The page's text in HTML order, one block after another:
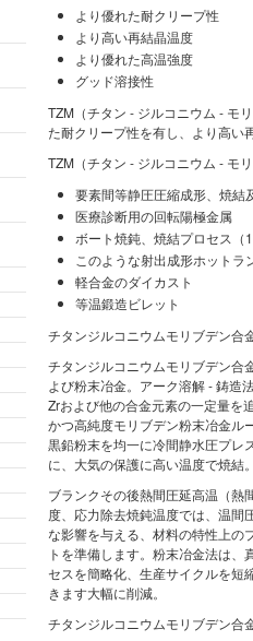
より優れた耐クリープ性
より高い再結晶温度
より優れた高温強度
グッド溶接性
TZM（チタン - ジルコニウム - モ
た耐クリープ性を有し、より高い
TZM（チタン - ジルコニウム - モ
要素間等静圧圧縮成形、焼結
医療診断用の回転陽極金属
ボート焼鈍、焼結プロセス
このような射出成形ホット
軽合金のダイカスト
等温鍛造ビレット
チタンジルコニウムモリブデン合
チタンジルコニウムモリブデン合
よび粉末冶金。アーク溶解 - 鋳造
Zrおよび他の合金元素の一定量を
かつ高純度モリブデン粉末冶金ル
黒鉛粉末を均一に冷間静水圧プレ
に、大気の保護に高い温度で焼結
ブランクその後熱間圧延高温（熱
度、応力除去焼鈍温度では、温間
な影響を与える、材料の特性上の
トを準備します。粉末冶金法は
セスを簡略化、生産サイクルを短
きます大幅に削減。
チタンジルコニウムモリブデン合